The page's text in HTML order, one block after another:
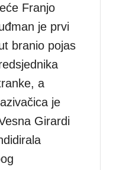
Franjo
je prvi
branio pojas
a
je
Girardi